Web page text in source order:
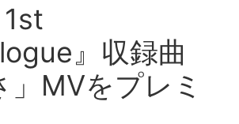
』収録曲
」MVをプレミ